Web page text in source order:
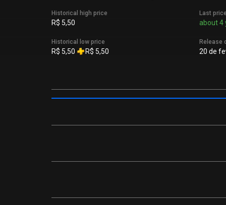
Historical high price
R$ 5,50
Historical low price
R$ 5,50 R$ 5,50
Last
about 4
Release
20 de